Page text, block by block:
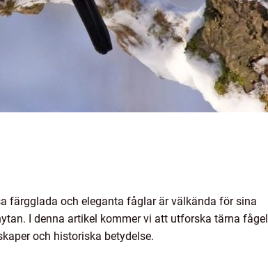
färgglada och eleganta fåglar är välkända för sina
I denna artikel kommer vi att utforska tärna fågel
och historiska betydelse.